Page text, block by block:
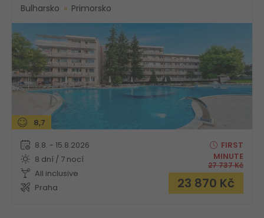
Bulharsko Primorsko
8,7
8.8. - 15.8.2026
8 dní / 7 nocí
All inclusive
Praha
FIRST
MINUTE
27 737Kč
23 870 Kč